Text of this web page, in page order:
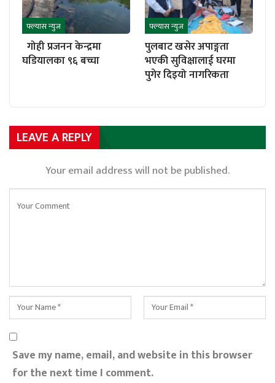
फ्ल्यास न्युज
गोही प्रजनन केन्द्रमा
घडियालका ९६ बच्चा
फ्ल्यास न्युज
पुलबाट खसेर अपाङ्गता
भएकी सुविक्षालाई घरमा
पुगेर दिइयो नागरिकता
LEAVE A REPLY
Your email address will not be published.
Save my name, email, and website in this browser
for the next time I comment.